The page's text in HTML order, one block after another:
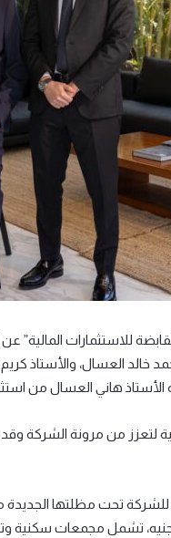
للاستثمارات المالية”
الأستاذ هاني العسال من
لتعزز من مرونة الشركة
تتجاوز 100 مليار جنيه، تشمل